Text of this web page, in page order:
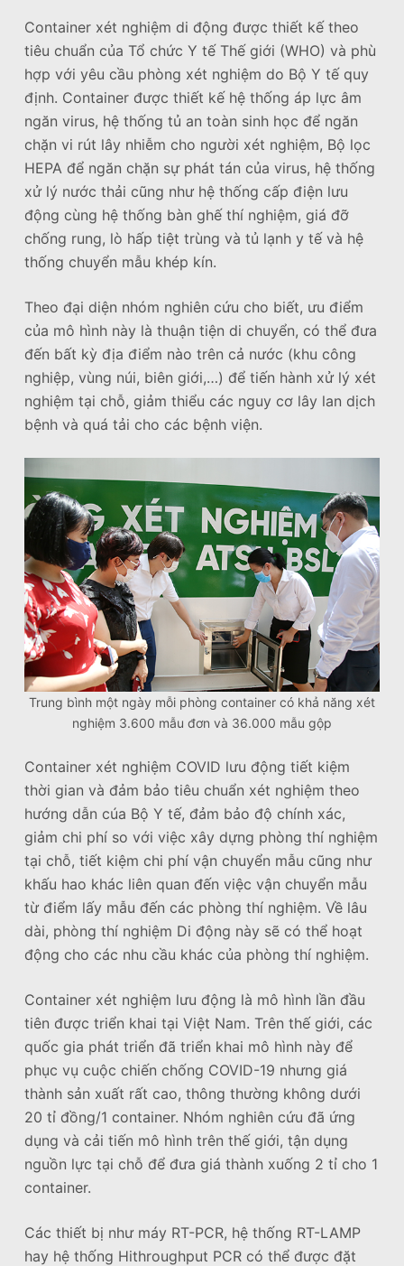
Container xét nghiệm di động được thiết kế theo
tiêu chuẩn của Tổ chức Y tế Thế giới (WHO) và phù
hợp với yêu cầu phòng xét nghiệm do Bộ Y tế quy
định. Container được thiết kế hệ thống áp lực âm
ngăn virus, hệ thống tủ an toàn sinh học để ngăn
chặn vi rút lây nhiễm cho người xét nghiệm, Bộ lọc
HEPA để ngăn chặn sự phát tán của virus, hệ thống
xử lý nước thải cũng như hệ thống cấp điện lưu
động cùng hệ thống bàn ghế thí nghiệm, giá đỡ
chống rung, lò hấp tiệt trùng và tủ lạnh y tế và hệ
thống chuyển mẫu khép kín.
Theo đại diện nhóm nghiên cứu cho biết, ưu điểm
của mô hình này là thuận tiện di chuyển, có thể đưa
đến bất kỳ địa điểm nào trên cả nước (khu công
nghiệp, vùng núi, biên giới,…) để tiến hành xử lý xét
nghiệm tại chỗ, giảm thiểu các nguy cơ lây lan dịch
bệnh và quá tải cho các bệnh viện.
Trung bình một ngày mỗi phòng container có khả năng xét
nghiệm 3.600 mẫu đơn và 36.000 mẫu gộp
Container xét nghiệm COVID lưu động tiết kiệm
thời gian và đảm bảo tiêu chuẩn xét nghiệm theo
hướng dẫn cúa Bộ Y tế, đảm bảo độ chính xác,
giảm chi phí so với việc xây dựng phòng thí nghiệm
tại chỗ, tiết kiệm chi phí vận chuyển mẫu cũng như
khấu hao khác liên quan đến việc vận chuyển mẫu
từ điểm lấy mẫu đến các phòng thí nghiệm. Về lâu
dài, phòng thí nghiệm Di động này sẽ có thể hoạt
động cho các nhu cầu khác của phòng thí nghiệm.
Container xét nghiệm lưu động là mô hình lần đầu
tiên được triển khai tại Việt Nam. Trên thế giới, các
quốc gia phát triển đã triển khai mô hình này để
phục vụ cuộc chiến chống COVID-19 nhưng giá
thành sản xuất rất cao, thông thường không dưới
20 tỉ đồng/1 container. Nhóm nghiên cứu đã ứng
dụng và cải tiến mô hình trên thế giới, tận dụng
nguồn lực tại chỗ để đưa giá thành xuống 2 tỉ cho 1
container.
Các thiết bị như máy RT-PCR, hệ thống RT-LAMP
hay hệ thống Hithroughput PCR có thể được đặt